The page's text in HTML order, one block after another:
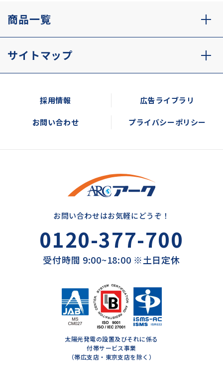
商品一覧
サイトマップ
採用情報 広告ライブラリ
お問い合わせ プライバシーポリシー
お問い合わせはお気軽にどうぞ！
0120-377-700
受付時間 9:00~18:00 ※土日定休
太陽光発電の設置及びそれに係る
付帯サービス事業
（帯広支店・東京支店を除く）